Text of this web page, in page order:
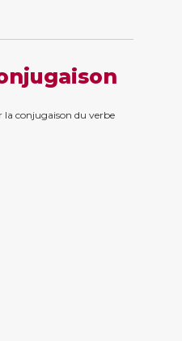
la conjugaison du verbe